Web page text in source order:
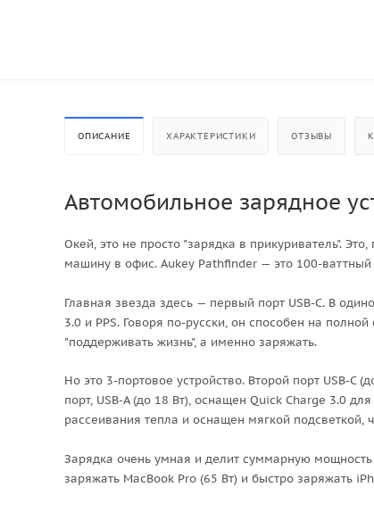
ОПИСАНИЕ ХАРАКТЕРИСТИКИ ОТЗЫВЫ
Автомобильное зарядное
Окей, это не просто "зарядка в прикуриватель".
машину в офис. Aukey Pathfinder — это 100-
Главная звезда здесь — первый порт USB-C. В
3.0 и PPS. Говоря по-русски, он способен на
"поддерживать жизнь", а именно заряжать.
Но это 3-портовое устройство. Второй порт USB-C
порт, USB-A (до 18 Вт), оснащен Quick Charge 3.0
рассеивания тепла и оснащен мягкой подсветкой,
Зарядка очень умная и делит суммарную
заряжать MacBook Pro (65 Вт) и быстро заряжать